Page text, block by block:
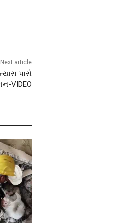
Next article
પાસે
VIDEO